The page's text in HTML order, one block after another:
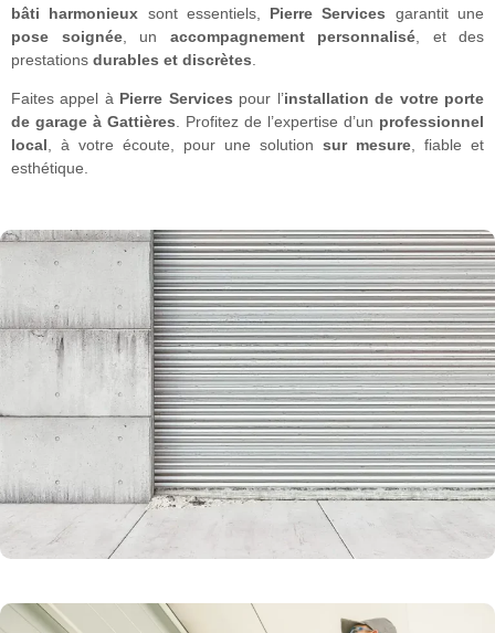
bâti harmonieux sont essentiels, Pierre Services garantit une
pose soignée, un accompagnement personnalisé , et des
prestations durables et discrètes
Faites appel à Pierre Services pour l’installation de votre porte
de garage à Gattières. Profitez de l’expertise d’un professionnel
local, à votre écoute, pour une solution sur mesure, fiable et
esthétique.